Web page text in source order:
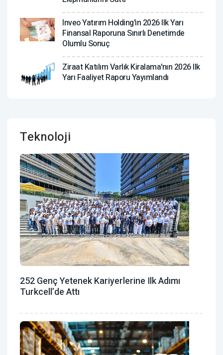
Inveo Yatırım Holding'in 2026 Ilk Yarı
Finansal Raporuna Sınırlı Denetimde
Olumlu Sonuç
Ziraat Katılım Varlık Kiralama'nın 2026 Ilk
Yarı Faaliyet Raporu Yayımlandı
Teknoloji
252 Genç Yetenek Kariyerlerine Ilk Adımı
Turkcell’de Attı